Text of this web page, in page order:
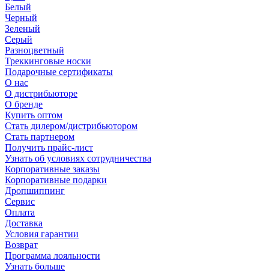
Белый
Черный
Зеленый
Серый
Разноцветный
Треккинговые носки
Подарочные сертификаты
О нас
О дистрибьюторе
О бренде
Купить оптом
Стать дилером/дистрибьютором
Стать партнером
Получить прайс-лист
Узнать об условиях сотрудничества
Корпоративные заказы
Корпоративные подарки
Дропшиппинг
Сервис
Оплата
Доставка
Условия гарантии
Возврат
Программа лояльности
Узнать больше